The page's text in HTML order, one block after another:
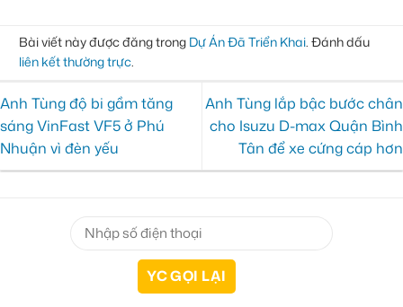
Bài viết này được đăng trong Dự Án Đã Triển Khai. Đánh dấu
liên kết thường trực.
Anh Tùng độ bi gầm tăng
sáng VinFast VF5 ở Phú
Nhuận vì đèn yếu
Anh Tùng lắp bậc bước chân
cho Isuzu D-max Quận Bình
Tân để xe cứng cáp hơn